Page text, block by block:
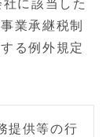
に該当した
業承継税制
る例外規定
提供等の行